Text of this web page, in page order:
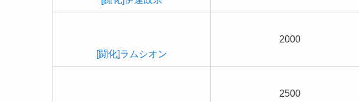
[闘化]ラムシオン
2000
2500